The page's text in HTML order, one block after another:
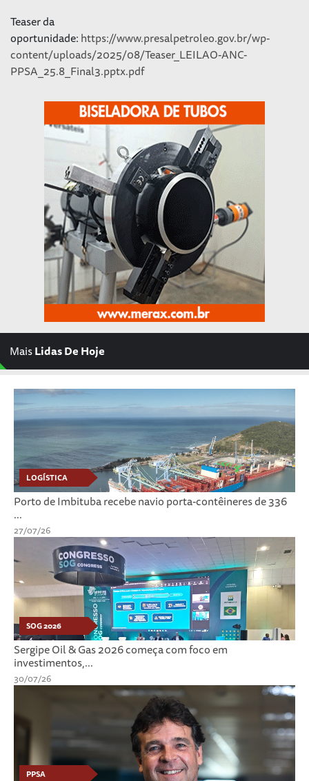
Teaser da
oportunidade:https://www.presalpetroleo.gov.br/wp-
content/uploads/2025/08/Teaser_LEILAO-ANC-
PPSA_25.8_Final3.pptx.pdf
MaisLidas De Hoje
LOGÍSTICA
Porto de Imbituba recebe navio porta-contêineres de 336
...
27/07/26
SOG 2026
Sergipe Oil & Gas 2026 começa com foco em
investimentos,...
30/07/26
PPSA